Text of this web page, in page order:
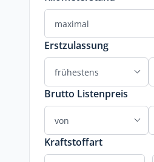
Erstzulassung
Brutto Listenpreis
Kraftstoffart